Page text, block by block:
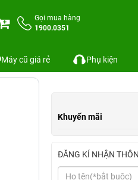
Gọi mua hàng
1900.0351
Máy cũ giá rẻ Phụ kiện
Hàng Công Ty
Khuyến mãi
ĐĂNG KÍ NHẬN